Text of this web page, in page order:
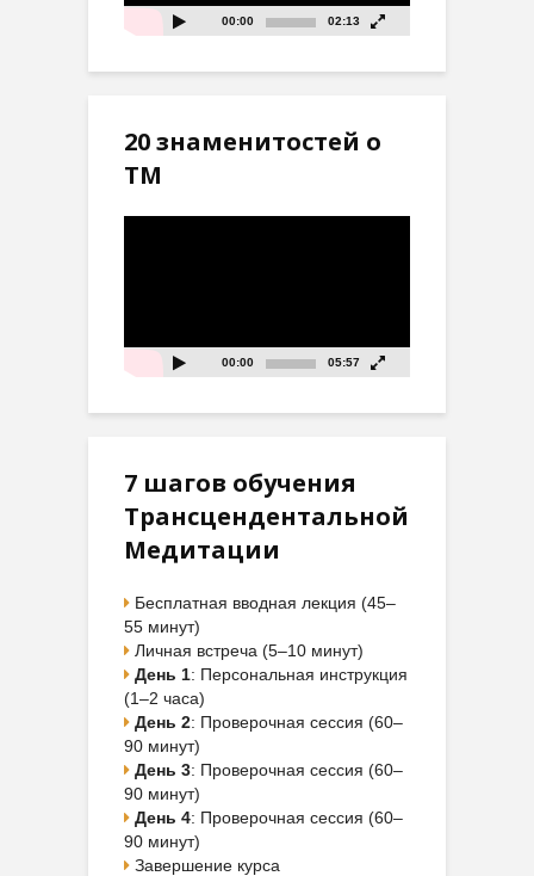
00:00 02:13
20 знаменитостей о
ТМ
00:00 05:57
7 шагов обучения
Трансцендентальной
Медитации
Бесплатная вводная лекция (45–
55 минут)
Личная встреча (5–10 минут)
День 1: Персональная инструкция
(1–2 часа)
День 2: Проверочная сессия (60–
90 минут)
День 3: Проверочная сессия (60–
90 минут)
День 4: Проверочная сессия (60–
90 минут)
Завершение курса